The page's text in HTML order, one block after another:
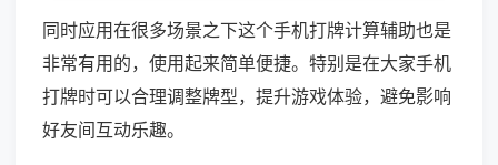
同时应用在很多场景之下这个手机打牌计算辅助也是
非常有用的，使用起来简单便捷。特别是在大家手机
打牌时可以合理调整牌型，提升游戏体验，避免影响
好友间互动乐趣。